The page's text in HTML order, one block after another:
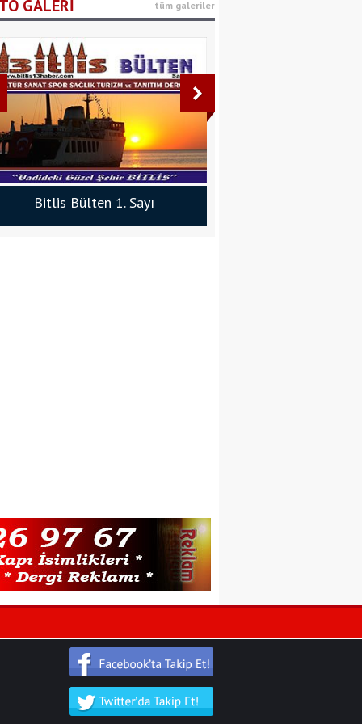
Ramazan Ayında
Beslenme
Dyt. Belçim Şüheda Gül
GALERİ tüm galeriler
Bitlis Bülten 3. Sayı